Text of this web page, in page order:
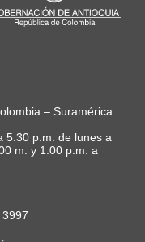
– Suramérica
5:30 p.m. de lunes a
m. y 1:00 p.m. a